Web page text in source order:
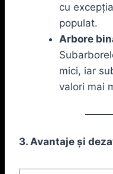
cu
populat.
Arbore
mici, iar
valori mai
3. Avantaje și